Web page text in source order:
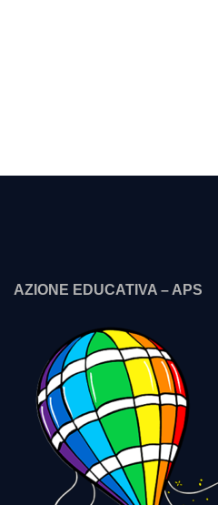
AZIONE EDUCATIVA – APS